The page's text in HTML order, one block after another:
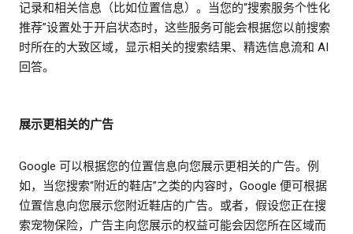
记录和相关信息（比如位置信息）。当您的“搜索服务个性化
推荐”设置处于开启状态时，这些服务可能会根据您以前搜索
时所在的大致区域，显示相关的搜索结果、精选信息流和 AI
回答。
展示更相关的广告
Google 可以根据您的位置信息向您展示更相关的广告。例
如，当您搜索“附近的鞋店”之类的内容时，Google 便可根据
位置信息向您展示您附近鞋店的广告。或者，假设您正在搜
索宠物保险，广告主向您展示的权益可能会因您所在区域而